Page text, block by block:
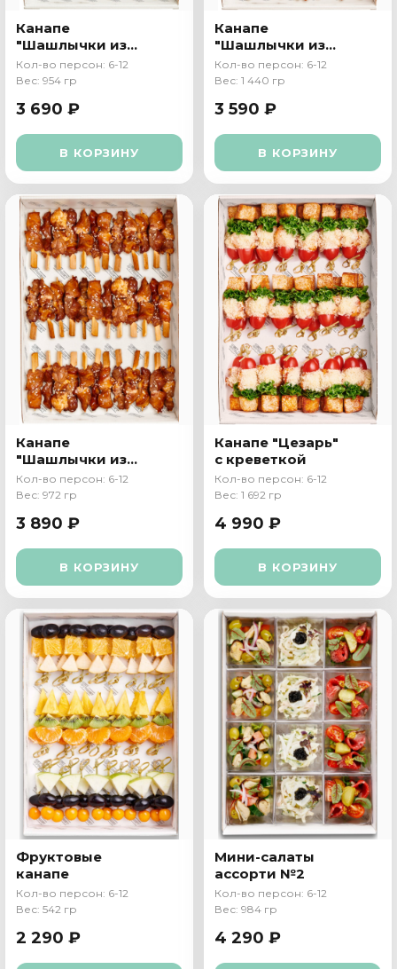
Канапе
"Шашлычки из
курицы"
Кол-во персон: 6-12
Вес: 954 гр
3 690 ₽
В КОРЗИНУ
Канапе
"Шашлычки из
овощей"
Кол-во персон: 6-12
Вес: 1 440 гр
3 590 ₽
В КОРЗИНУ
Канапе
"Шашлычки из
свинины"
Кол-во персон: 6-12
Вес: 972 гр
3 890 ₽
В КОРЗИНУ
Канапе "Цезарь"
с креветкой
Кол-во персон: 6-12
Вес: 1 692 гр
4 990 ₽
В КОРЗИНУ
Фруктовые
канапе
Кол-во персон: 6-12
Вес: 542 гр
2 290 ₽
Мини-салаты
ассорти №2
Кол-во персон: 6-12
Вес: 984 гр
4 290 ₽